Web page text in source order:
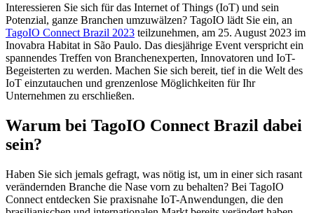
Interessieren Sie sich für das Internet of Things (IoT) und sein
Potenzial, ganze Branchen umzuwälzen? TagoIO lädt Sie ein, an
TagoIO Connect Brazil 2023 teilzunehmen, am 25. August 2023 im
Inovabra Habitat in São Paulo. Das diesjährige Event verspricht ein
spannendes Treffen von Branchenexperten, Innovatoren und IoT-
Begeisterten zu werden. Machen Sie sich bereit, tief in die Welt des
IoT einzutauchen und grenzenlose Möglichkeiten für Ihr
Unternehmen zu erschließen.
Warum bei TagoIO Connect Brazil dabei
sein?
Haben Sie sich jemals gefragt, was nötig ist, um in einer sich rasant
verändernden Branche die Nase vorn zu behalten? Bei TagoIO
Connect entdecken Sie praxisnahe IoT-Anwendungen, die den